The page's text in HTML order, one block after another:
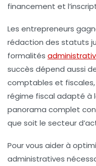
financement et
Les entrepreneurs
rédaction des statuts
formalités
succès dépend aussi
comptables et fiscales,
régime fiscal adapté à
panorama complet
que soit le secteur
Pour vous aider à
administratives